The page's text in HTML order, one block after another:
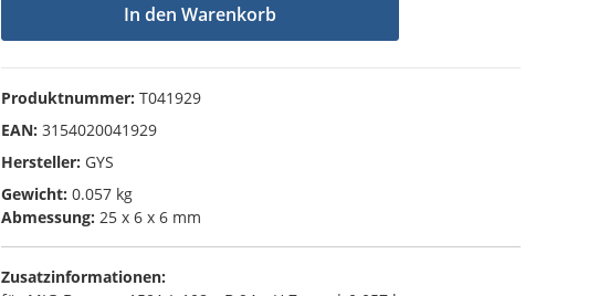
In den Warenkorb
Produktnummer: T041929
EAN: 3154020041929
Hersteller: GYS
Gewicht: 0.057 kg
Abmessung: 25 x 6 x 6 mm
Zusatzinformationen: